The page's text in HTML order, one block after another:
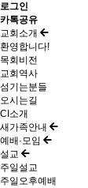
로그인
카톡공유
교회소개
환영합니다!
목회비전
교회역사
섬기는분들
오시는길
CI소개
새가족안내
예배·모임
설교
주일설교
주일오후예배